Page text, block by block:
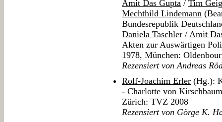
Amit Das Gupta / Tim
Mechthild Lindemann
Bundesrepublik
Daniela Taschler / Amit
Akten zur Auswärtigen
1978, München:
Rezensiert von Andreas
Rolf-Joachim Erler (Hg.):
- Charlotte von
Zürich: TVZ 2008
Rezensiert von Görge K.